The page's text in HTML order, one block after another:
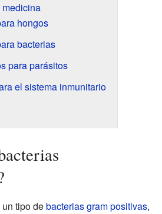
medicina
hongos
bacterias
para parásitos
el sistema inmunitario
tipo debacteriasgram positivas,